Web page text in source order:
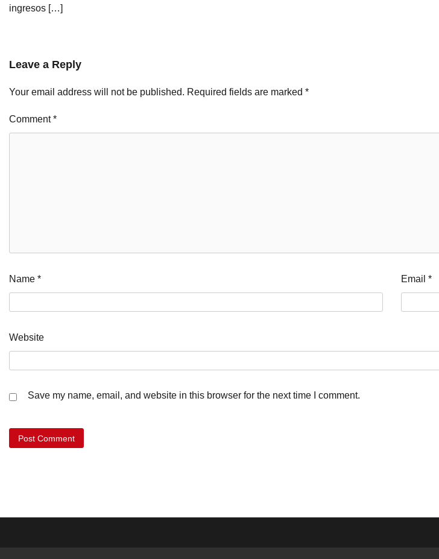
ingresos […]
Leave a Reply
Your email address will not be published. Required fields are marked *
Comment*
Name * Email *
Website
Save my name, email, and website in this browser for the next time I comment.